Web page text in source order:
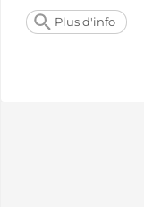
Plus d'info